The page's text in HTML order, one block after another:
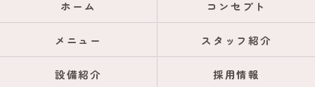
ホーム コンセプト
メニュー スタッフ紹介
設備紹介 採用情報